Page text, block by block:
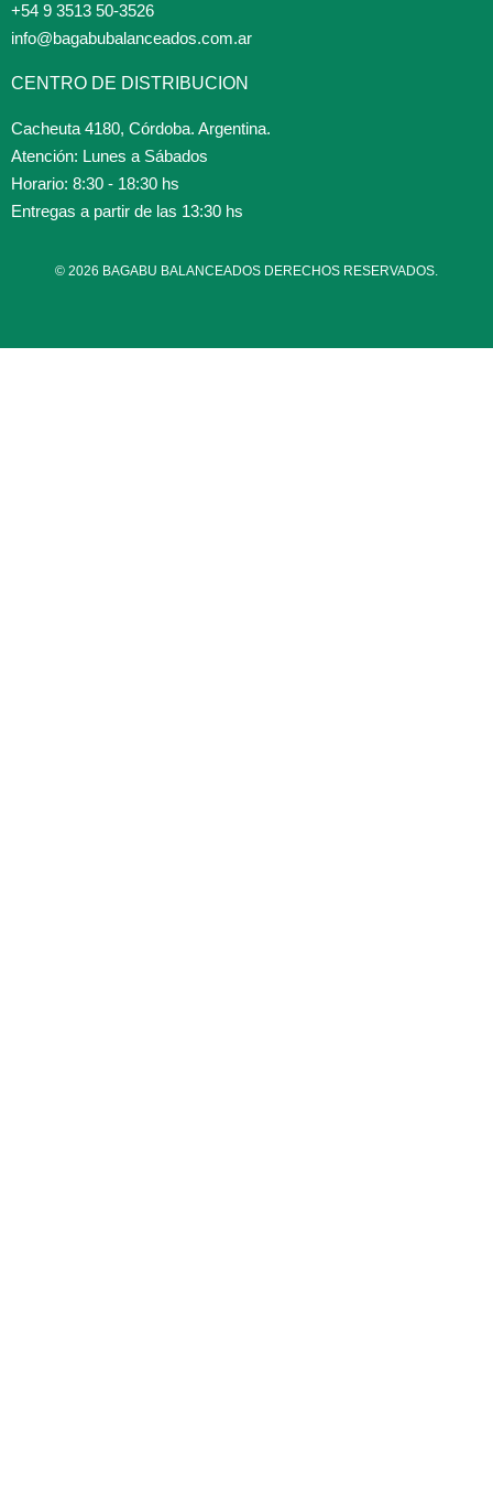
+54 9 3513 50-3526
info@bagabubalanceados.com.ar
CENTRO DE DISTRIBUCION
Cacheuta 4180, Córdoba. Argentina.
Atención: Lunes a Sábados
Horario: 8:30 - 18:30 hs
Entregas a partir de las 13:30 hs
© 2026 BAGABU BALANCEADOS DERECHOS RESERVADOS.